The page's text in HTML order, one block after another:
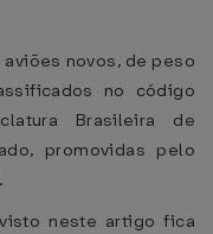
aviões novos, de peso
no código
Brasileira de
promovidas pelo
neste artigo fica